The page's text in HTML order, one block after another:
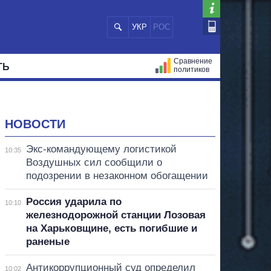
УКР РОС
Сравнение
политиков
НОВОСТИ
10:35
Экс-командующему логистикой
Воздушных сил сообщили о
подозрении в незаконном обогащении
10:10
Россия ударила по
железнодорожной станции Лозовая
на Харьковщине, есть погибшие и
раненые
10:02
Антикоррупционный суд определил